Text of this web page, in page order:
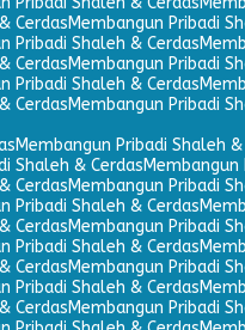
CerdasMembangun Pribadi
Pribadi Shaleh & Cerdas
CerdasMembangun Pribadi
Pribadi Shaleh & Cerdas
CerdasMembangun Pribadi
Membangun Pribadi Shaleh &
Shaleh & CerdasMembangun
CerdasMembangun Pribadi
Pribadi Shaleh & Cerdas
CerdasMembangun Pribadi
Pribadi Shaleh & Cerdas
CerdasMembangun Pribadi
Pribadi Shaleh & Cerdas
CerdasMembangun Pribadi